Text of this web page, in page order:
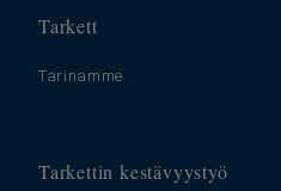
Tarkett
Tarinamme
Tarkettin kestävyystyö